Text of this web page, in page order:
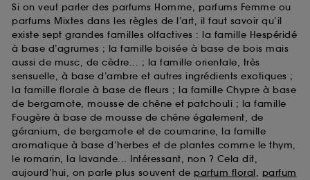
Si on veut parler des parfums Homme, parfums Femme ou
parfums Mixtes dans les règles de l’art, il faut savoir qu’il
existe sept grandes familles olfactives : la famille Hespéridé
à base d’agrumes ; la famille boisée à base de bois mais
aussi de musc, de cèdre... ; la famille orientale, très
sensuelle, à base d’ambre et autres ingrédients exotiques ;
la famille florale à base de fleurs ; la famille Chypre à base
de bergamote, mousse de chêne et patchouli ; la famille
Fougère à base de mousse de chêne également, de
géranium, de bergamote et de coumarine, la famille
aromatique à base d’herbes et de plantes comme le thym,
le romarin, la lavande... Intéressant, non ? Cela dit,
aujourd’hui, on parle plus souvent de parfum floral, parfum